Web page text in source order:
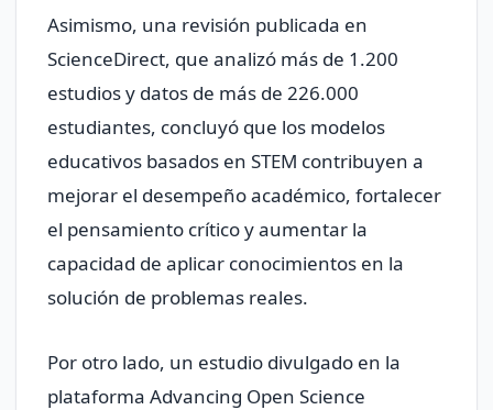
Asimismo, una revisión publicada en
ScienceDirect, que analizó más de 1.200
estudios y datos de más de 226.000
estudiantes, concluyó que los modelos
educativos basados en STEM contribuyen a
mejorar el desempeño académico, fortalecer
el pensamiento crítico y aumentar la
capacidad de aplicar conocimientos en la
solución de problemas reales.
Por otro lado, un estudio divulgado en la
plataforma Advancing Open Science